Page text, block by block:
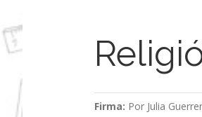
Firma: Por Julia